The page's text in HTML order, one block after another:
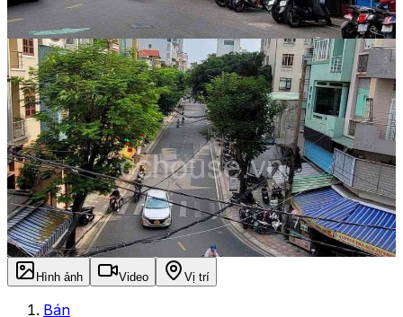
Hình ảnh Video Vị trí
Bán